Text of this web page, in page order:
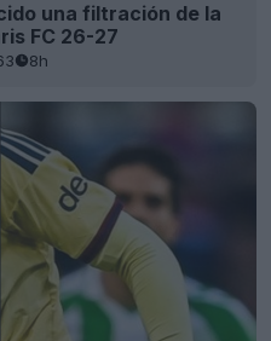
una filtración de la
FC 26-27
8h